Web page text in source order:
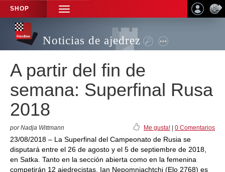
SHOP
TOGGLE
NAVIGATION
Noticias de ajedrez
A partir del fin de
semana: Superfinal Rusa
2018
por Nadja Wittmann Me gusta! 0 Comentarios
23/08/2018 – La Superfinal del Campeonato de Rusia se
disputará entre el 26 de agosto y el 5 de septiembre de 2018,
en Satka. Tanto en la sección abierta como en la femenina
competirán 12 ajedrecistas. Ian Nepomniachtchi (Elo 2768) es